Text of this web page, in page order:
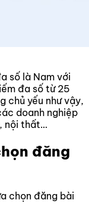
số là Nam với
đa số từ 25
chủ yếu như vậy,
doanh nghiệp
nội thất…
đăng
chọn đăng bài